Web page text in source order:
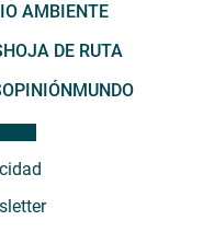
AMBIENTE
HOJA DE RUTA
OPINIÓN MUNDO